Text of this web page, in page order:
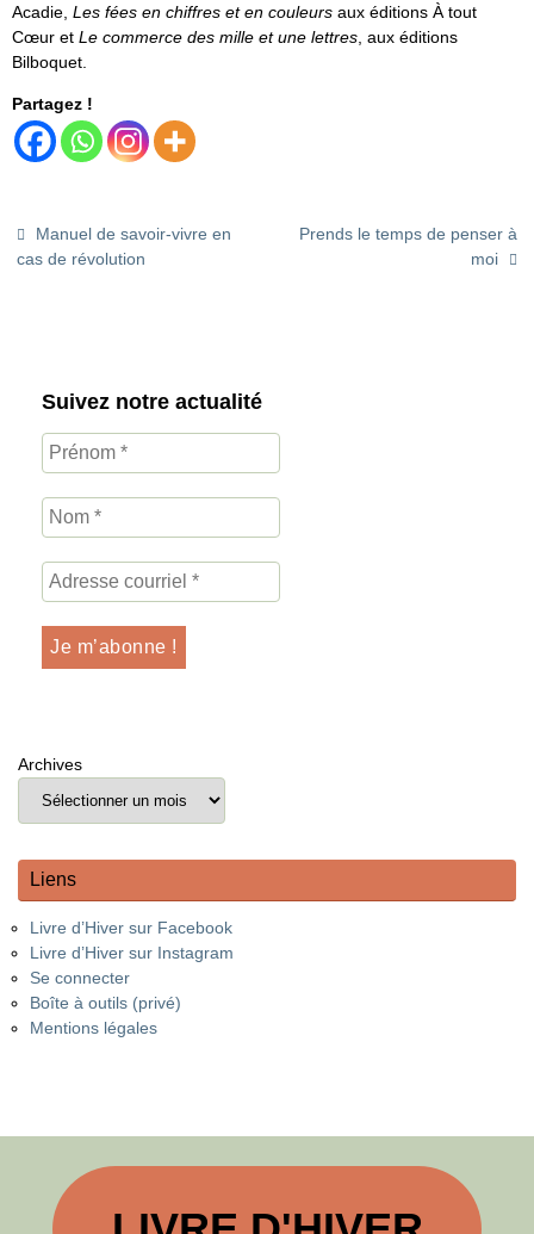
Acadie, Les fées en chiffres et en couleurs aux éditions À tout
Cœur et Le commerce des mille et une lettres , aux éditions
Bilboquet. ​
Partagez !
Manuel de savoir-vivre en
cas de révolution
Prends le temps de penser à
moi
Suivez notre actualité
Archives
Liens
Livre d’Hiver sur Facebook
Livre d’Hiver sur Instagram
Se connecter
Boîte à outils (privé)
Mentions légales